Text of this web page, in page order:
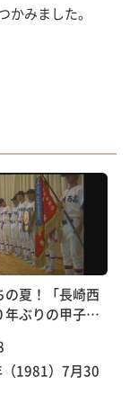
みました。
の夏！「長崎西
年ぶりの甲子園
1981）7月30